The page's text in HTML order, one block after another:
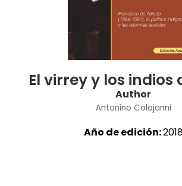
El virrey y los indios
Author
Antonino Colajanni
Año de edición: